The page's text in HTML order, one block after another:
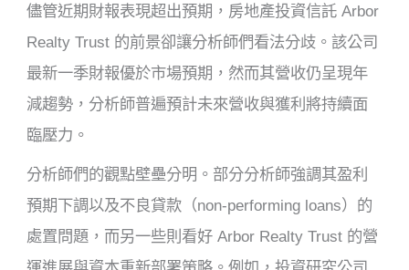
儘管近期財報表現超出預期，房地產投資信託 Arbor
Realty Trust 的前景卻讓分析師們看法分歧。該公司
最新一季財報優於市場預期，然而其營收仍呈現年
減趨勢，分析師普遍預計未來營收與獲利將持續面
臨壓力。
分析師們的觀點壁壘分明。部分分析師強調其盈利
預期下調以及不良貸款（non-performing loans）的
處置問題，而另一些則看好 Arbor Realty Trust 的營